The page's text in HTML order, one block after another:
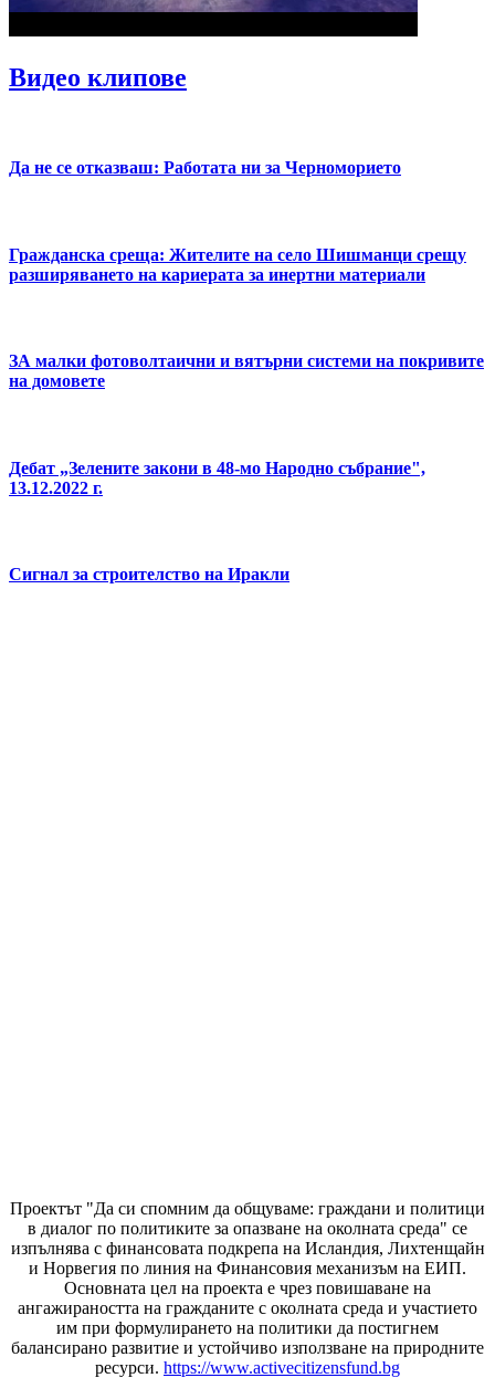
Видео клипове
Да не се отказваш: Работата ни за Черноморието
Гражданска среща: Жителите на село Шишманци срещу
разширяването на кариерата за инертни материали
ЗА малки фотоволтаични и вятърни системи на покривите
на домовете
Дебат „Зелените закони в 48-мо Народно събрание",
13.12.2022 г.
Сигнал за строителство на Иракли
Проектът "Да си спомним да общуваме: граждани и политици
в диалог по политиките за опазване на околната среда" се
изпълнява с финансовата подкрепа на Исландия, Лихтенщайн
и Норвегия по линия на Финансовия механизъм на ЕИП.
Основната цел на проекта е чрез повишаване на
ангажираността на гражданите с околната среда и участието
им при формулирането на политики да постигнем
балансирано развитие и устойчиво използване на природните
ресурси. https://www.activecitizensfund.bg